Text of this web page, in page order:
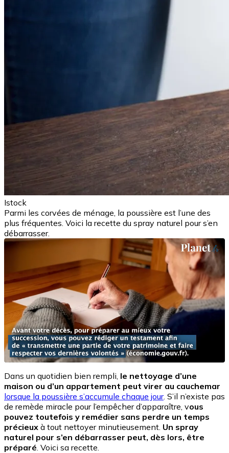
Istock
Parmi les corvées de ménage, la poussière est l’une des
plus fréquentes. Voici la recette du spray naturel pour s’en
débarrasser.
Dans un quotidien bien rempli, le nettoyage d’une
maison ou d’un appartement peut virer au cauchemar
lorsque la poussière s’accumule chaque jour. S’il n’existe pas
de remède miracle pour l’empêcher d’apparaître, vous
pouvez toutefois y remédier sans perdre un temps
précieux à tout nettoyer minutieusement. Un spray
naturel pour s’en débarrasser peut, dès lors, être
préparé . Voici sa recette.